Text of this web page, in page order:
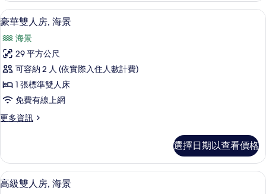
所
有
相
片
床
房,
景
的
詳
情
顯
豪
華
雙
人
海
的
所
有
高級寢具、羽絨被、客房內保險箱、書
10
豪華雙人房, 海景
海景
29 平方公尺
可容納 2 人 (依實際入住人數計費)
1 張標準雙人床
免費有線上網
更多資訊
更
雙
人
房,
選擇日期以查看價格
顯12
高級雙人房, 海景